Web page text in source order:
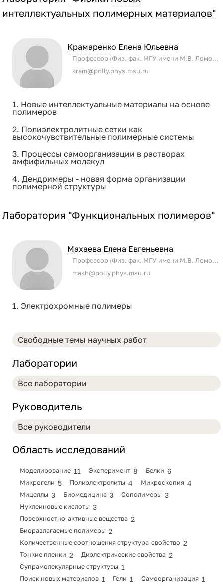
интеллектуальных полимерных материалов"
Крамаренко Елена Юльевна
Профессор (Физ. фак. МГУ имени М.В. Ломоносова)
kram@polly.phys.msu.ru
1. Новые интеллектуальные материалы на основе
полимеров
2. Полиэлектролитные сетки как
высокочувствительные полимерные системы
3. Процессы самоорганизации в растворах
амфифильных молекул
4. Дендримеры - новая форма организации
полимерной структуры
Лаборатория "Функциональных полимеров"
Махаева Елена Евгеньевна
Профессор (Физ. фак. МГУ имени М.В. Ломоносова)
makh@polly.phys.msu.ru
1. Электрохромные полимеры
Лаборатории
Руководитель
Область исследований
11
Моделирование 8
Эксперимент 6
Белки
5
Микрогели 4
Полиэлектролиты 4
Микроскопия
3
Мицеллы 3
Биомедицина 3
Сополимеры
3
Нуклеиновые кислоты
2
Поверхностно-активные вещества
2
Биоразлагаемые полимеры
2
Количественные соотношения структура-свойство
2
Тонкие пленки 2
Диэлектрические свойства
1
Супрамолекулярные структуры
1
Поиск новых материалов 1
Гели 1
Самоорганизация